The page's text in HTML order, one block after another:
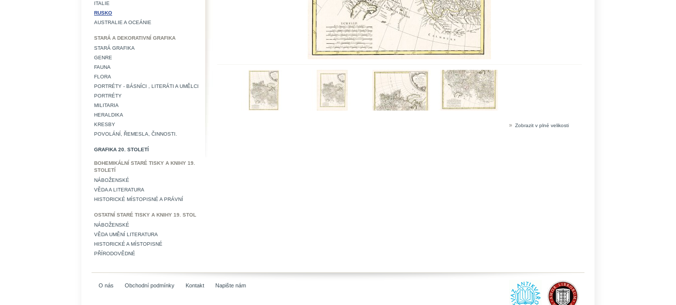
ITALIE
RUSKO
AUSTRALIE A OCEÁNIE
STARÁ A DEKORATIVNÍ GRAFIKA
STARÁ GRAFIKA
GENRE
FAUNA
FLORA
PORTRÉTY - BÁSNÍCI , LITERÁTI A UMĚLCI
PORTRÉTY
MILITARIA
HERALDIKA
KRESBY
POVOLÁNÍ, ŘEMESLA, ČINNOSTI.
GRAFIKA 20. STOLETÍ
BOHEMIKÁLNÍ STARÉ TISKY A KNIHY 19.
STOLETÍ
NÁBOŽENSKÉ
VĚDA A LITERATURA
HISTORICKÉ MÍSTOPISNÉ A PRÁVNÍ
OSTATNÍ STARÉ TISKY A KNIHY 19. STOL
NÁBOŽENSKÉ
VĚDA UMĚNÍ LITERATURA
HISTORICKÉ A MÍSTOPISNÉ
PŘÍRODOVĚDNÉ
» Zobrazit v plné velikosti
O nás Obchodní podmínky Kontakt Napište nám